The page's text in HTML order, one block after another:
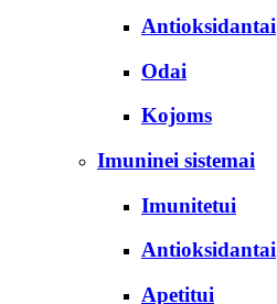
Antioksidantai
Odai
Kojoms
Imuninei sistemai
Imunitetui
Antioksidantai
Apetitui